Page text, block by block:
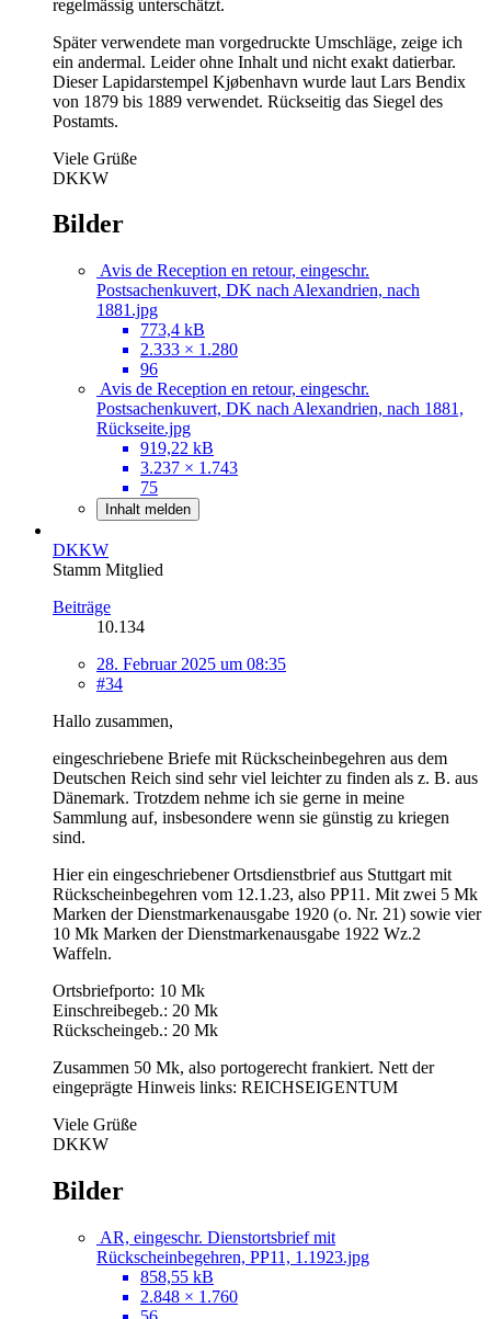
regelmässig unterschätzt.
Später verwendete man vorgedruckte Umschläge, zeige ich
ein andermal. Leider ohne Inhalt und nicht exakt datierbar.
Dieser Lapidarstempel Kjøbenhavn wurde laut Lars Bendix
von 1879 bis 1889 verwendet. Rückseitig das Siegel des
Postamts.
Viele Grüße
DKKW
Bilder
Avis de Reception en retour, eingeschr.
Postsachenkuvert, DK nach Alexandrien, nach
1881.jpg
773,4 kB
2.333 × 1.280
96
Avis de Reception en retour, eingeschr.
Postsachenkuvert, DK nach Alexandrien, nach 1881,
Rückseite.jpg
919,22 kB
3.237 × 1.743
75
Inhalt melden
DKKW
Stamm Mitglied
Beiträge
10.134
28. Februar 2025 um 08:35
#34
Hallo zusammen,
eingeschriebene Briefe mit Rückscheinbegehren aus dem
Deutschen Reich sind sehr viel leichter zu finden als z. B. aus
Dänemark. Trotzdem nehme ich sie gerne in meine
Sammlung auf, insbesondere wenn sie günstig zu kriegen
sind.
Hier ein eingeschriebener Ortsdienstbrief aus Stuttgart mit
Rückscheinbegehren vom 12.1.23, also PP11. Mit zwei 5 Mk
Marken der Dienstmarkenausgabe 1920 (o. Nr. 21) sowie vier
10 Mk Marken der Dienstmarkenausgabe 1922 Wz.2
Waffeln.
Ortsbriefporto: 10 Mk
Einschreibegeb.: 20 Mk
Rückscheingeb.: 20 Mk
Zusammen 50 Mk, also portogerecht frankiert. Nett der
eingeprägte Hinweis links: REICHSEIGENTUM
Viele Grüße
DKKW
Bilder
AR, eingeschr. Dienstortsbrief mit
Rückscheinbegehren, PP11, 1.1923.jpg
858,55 kB
2.848 × 1.760